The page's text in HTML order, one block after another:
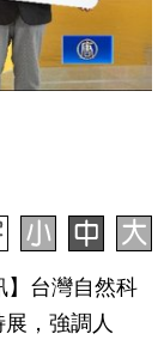
】台灣自然科
，強調人